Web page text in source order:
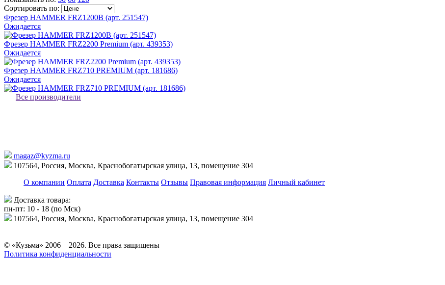
Сортировать по:
Фрезер HAMMER FRZ1200B (арт. 251547)
Ожидается
Фрезер HAMMER FRZ2200 Premium (арт. 439353)
Ожидается
Фрезер HAMMER FRZ710 PREMIUM (арт. 181686)
Ожидается
Все производители
magaz@kyzma.ru
107564, Россия, Москва, Краснобогатырская улица, 13, помещение 304
О компании Оплата Доставка Контакты Отзывы Правовая информация Личный кабинет
Доставка товара:
пн-пт: 10 - 18 (по Мск)
107564, Россия, Москва, Краснобогатырская улица, 13, помещение 304
© «Кузьма» 2006—2026. Все права защищены
Политика конфиденциальности